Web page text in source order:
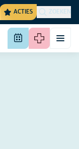
ACTIES ZOEKEN